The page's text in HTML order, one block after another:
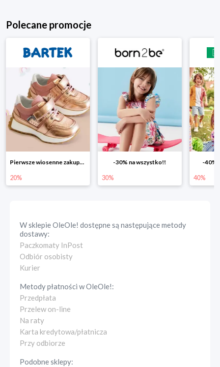
Polecane promocje
-30% na wszystko!!
30%
-40% na drugą sztukę
40% 25%
W sklepieOleOle! dostępne są następujące metody
dostawy:
Paczkomaty InPost
Odbiór osobisty
Kurier
Metody płatności wOleOle!:
Przedpłata
Przelew on-line
Na raty
Karta kredytowa/płatnicza
Przy odbiorze
Podobne sklepy: